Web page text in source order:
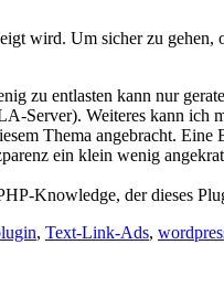
wird. Um sicher zu
zu entlasten kann nur
Server). Weiteres kann
Thema angebracht.
ein klein wenig
Knowledge, der dieses
, Text-Link-Ads,